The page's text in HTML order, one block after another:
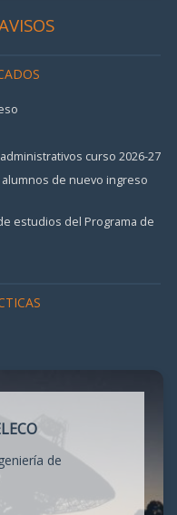
curso 2026-27
de nuevo ingreso
estudios del Programa de
de